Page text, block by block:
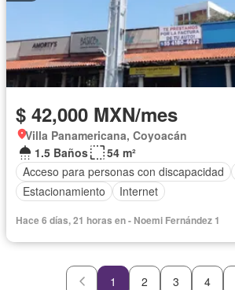
$ 42,000 MXN/mes
Villa Panamericana, Coyoacán
1.5 Baños
54 m²
Acceso para personas con discapacidad
Estacionamiento
Internet
Hace 6 días, 21 horas en - Noemi Fernández 1
1 2 3 4